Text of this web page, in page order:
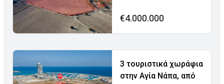
€4.000.000
3 τουριστικά χωράφια
στην Αγία Νάπα, από